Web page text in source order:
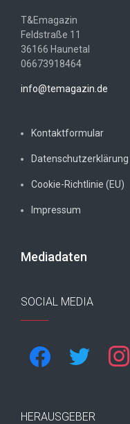
T&Emagazin
Feldstraße 11
36166 Haunetal
06673918464
info@temagazin.de
Kontaktformular
Datenschutzerklärung
Cookie-Richtlinie (EU)
Impressum
Mediadaten
SOCIAL MEDIA
facebook twitter
HERAUSGEBER